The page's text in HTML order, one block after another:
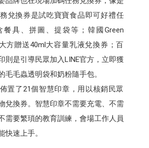
兌換券是試吃寶寶食品即可好禮任
餐具、拼圖、提袋等；韓國Green
方贈送40ml大容量乳液兌換券；百
則是引導民眾加入LINE官方，立即獲
毛毛蟲透明袋和奶粉隨手包。
置了21個智慧印章，用以核銷民眾
兌換券。智慧印章不需要充電、不需
需要繁瑣的教育訓練，會場工作人員
快速上手。